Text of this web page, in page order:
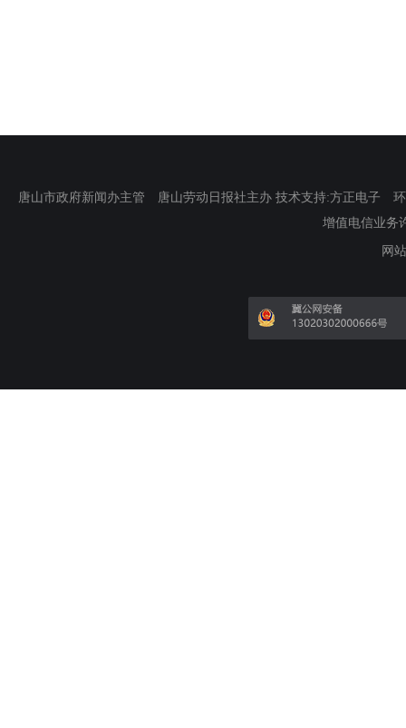
唐山市政府新闻办主管 唐山劳动日报社主办 技术支持:方正电子
增值电信业务
网